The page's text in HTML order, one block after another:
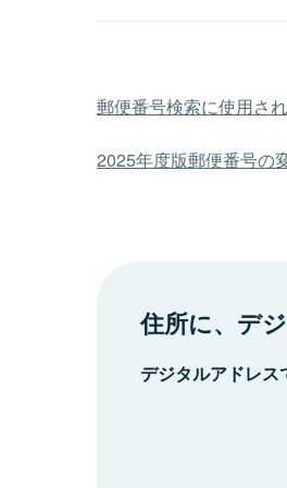
郵便番号検索に使用さ
2025年度版郵便番号の
住所に、デ
デジタルアドレ